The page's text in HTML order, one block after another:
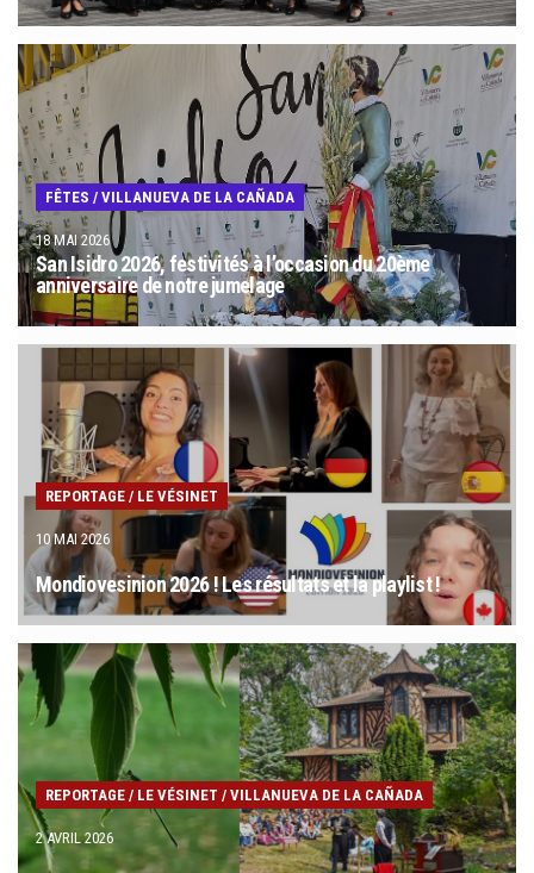
FÊTES / VILLANUEVA DE LA CAÑADA
18 MAI 2026
San Isidro 2026, festivités à l’occasion du 20ème
anniversaire de notre jumelage
REPORTAGE / LE VÉSINET
10 MAI 2026
Mondiovesinion 2026 ! Les résultats et la playlist !
REPORTAGE / LE VÉSINET / VILLANUEVA DE LA CAÑADA
2 AVRIL 2026